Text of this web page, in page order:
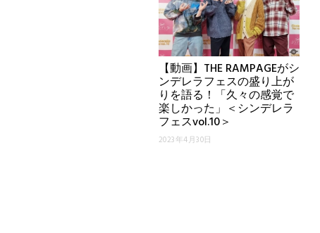
【動画】THE RAMPAGEがシ
ンデレラフェスの盛り上が
りを語る！「久々の感覚で
楽しかった」＜シンデレラ
フェスvol.10＞
2023年4月30日